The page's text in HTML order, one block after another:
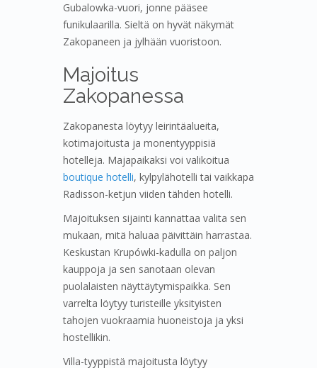
Gubalowka-vuori, jonne pääsee
funikulaarilla. Sieltä on hyvät näkymät
Zakopaneen ja jylhään vuoristoon.
Majoitus
Zakopanessa
Zakopanesta löytyy leirintäalueita,
kotimajoitusta ja monentyyppisiä
hotelleja. Majapaikaksi voi valikoitua
boutique hotelli, kylpylähotelli tai vaikkapa
Radisson-ketjun viiden tähden hotelli.
Majoituksen sijainti kannattaa valita sen
mukaan, mitä haluaa päivittäin harrastaa.
Keskustan Krupówki-kadulla on paljon
kauppoja ja sen sanotaan olevan
puolalaisten näyttäytymispaikka. Sen
varrelta löytyy turisteille yksityisten
tahojen vuokraamia huoneistoja ja yksi
hostellikin.
Villa-tyyppistä majoitusta löytyy